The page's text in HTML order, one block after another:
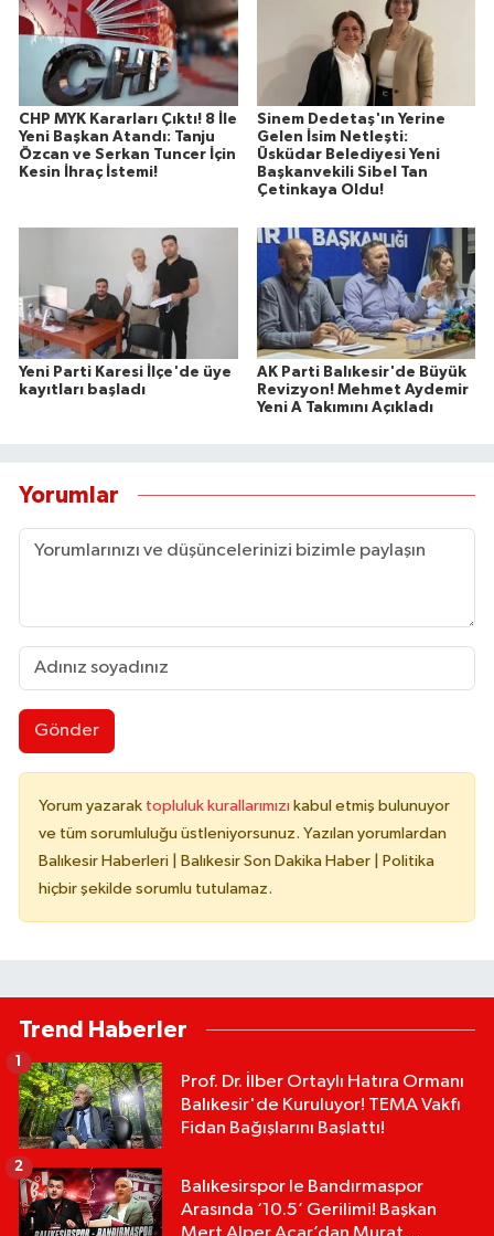
CHP MYK Kararları Çıktı! 8 İle
Yeni Başkan Atandı: Tanju
Özcan ve Serkan Tuncer İçin
Kesin İhraç İstemi!
Sinem Dedetaş'ın Yerine
Gelen İsim Netleşti:
Üsküdar Belediyesi Yeni
Başkanvekili Sibel Tan
Çetinkaya Oldu!
Yeni Parti Karesi İlçe'de üye
kayıtları başladı
AK Parti Balıkesir'de Büyük
Revizyon! Mehmet Aydemir
Yeni A Takımını Açıkladı
Yorumlar
Gönder
Yorum yazarak topluluk kurallarımızı kabul etmiş bulunuyor
ve tüm sorumluluğu üstleniyorsunuz. Yazılan yorumlardan
Balıkesir Haberleri | Balıkesir Son Dakika Haber | Politika
hiçbir şekilde sorumlu tutulamaz.
Trend Haberler
Prof. Dr. İlber Ortaylı Hatıra Ormanı
Balıkesir'de Kuruluyor! TEMA Vakfı
Fidan Bağışlarını Başlattı!
1
Balıkesirspor le Bandırmaspor
Arasında ‘10.5’ Gerilimi! Başkan
2